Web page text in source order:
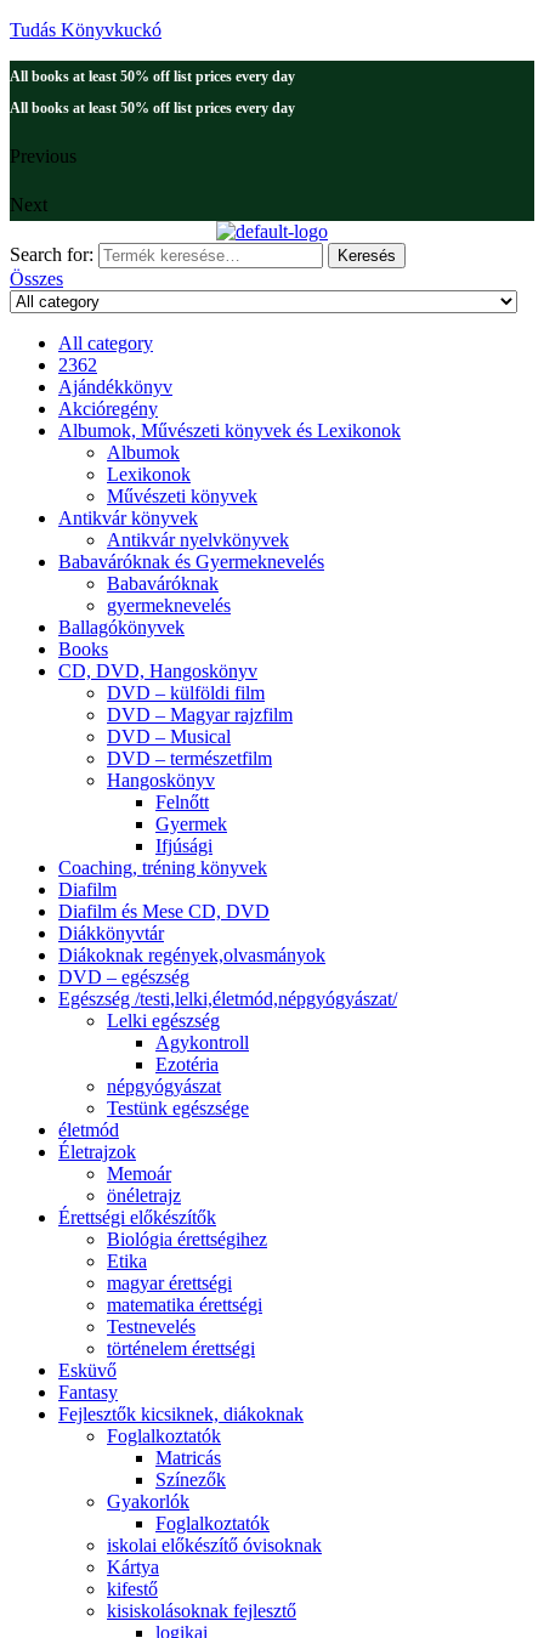
Tudás Könyvkuckó
All books at least 50% off list prices every day
All books at least 50% off list prices every day
Previous
Next
Search for: Keresés
Összes
All category
2362
Ajándékkönyv
Akcióregény
Albumok, Művészeti könyvek és Lexikonok
Albumok
Lexikonok
Művészeti könyvek
Antikvár könyvek
Antikvár nyelvkönyvek
Babaváróknak és Gyermeknevelés
Babaváróknak
gyermeknevelés
Ballagókönyvek
Books
CD, DVD, Hangoskönyv
DVD – külföldi film
DVD – Magyar rajzfilm
DVD – Musical
DVD – természetfilm
Hangoskönyv
Felnőtt
Gyermek
Ifjúsági
Coaching, tréning könyvek
Diafilm
Diafilm és Mese CD, DVD
Diákkönyvtár
Diákoknak regények,olvasmányok
DVD – egészség
Egészség /testi,lelki,életmód,népgyógyászat/
Lelki egészség
Agykontroll
Ezotéria
népgyógyászat
Testünk egészsége
életmód
Életrajzok
Memoár
önéletrajz
Érettségi előkészítők
Biológia érettségihez
Etika
magyar érettségi
matematika érettségi
Testnevelés
történelem érettségi
Esküvő
Fantasy
Fejlesztők kicsiknek, diákoknak
Foglalkoztatók
Matricás
Színezők
Gyakorlók
Foglalkoztatók
iskolai előkészítő óvisoknak
Kártya
kifestő
kisiskolásoknak fejlesztő
logikai